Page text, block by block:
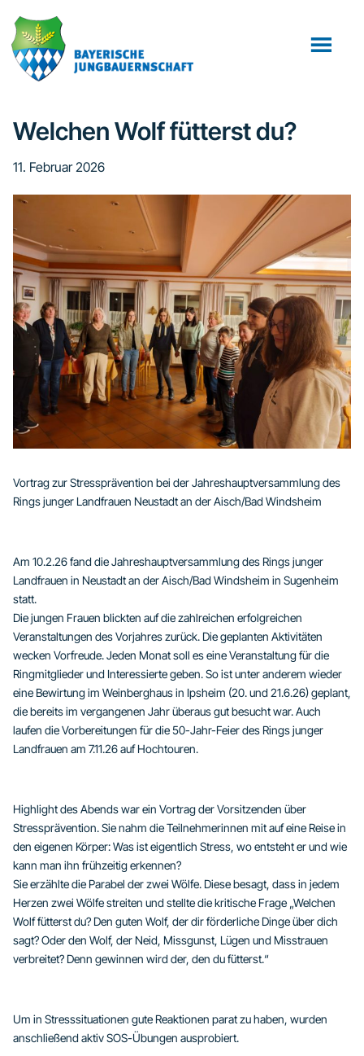
Inhalt
springen
Fußzeile
springen
Welchen Wolf fütterst du?
11. Februar 2026
Vortrag zur Stressprävention bei der Jahreshauptversammlung des
Rings junger Landfrauen Neustadt an der Aisch/Bad Windsheim
Am 10.2.26 fand die Jahreshauptversammlung des Rings junger
Landfrauen in Neustadt an der Aisch/Bad Windsheim in Sugenheim
statt.
Die jungen Frauen blickten auf die zahlreichen erfolgreichen
Veranstaltungen des Vorjahres zurück. Die geplanten Aktivitäten
wecken Vorfreude. Jeden Monat soll es eine Veranstaltung für die
Ringmitglieder und Interessierte geben. So ist unter anderem wieder
eine Bewirtung im Weinberghaus in Ipsheim (20. und 21.6.26) geplant,
die bereits im vergangenen Jahr überaus gut besucht war. Auch
laufen die Vorbereitungen für die 50-Jahr-Feier des Rings junger
Landfrauen am 7.11.26 auf Hochtouren.
Highlight des Abends war ein Vortrag der Vorsitzenden über
Stressprävention. Sie nahm die Teilnehmerinnen mit auf eine Reise in
den eigenen Körper: Was ist eigentlich Stress, wo entsteht er und wie
kann man ihn frühzeitig erkennen?
Sie erzählte die Parabel der zwei Wölfe. Diese besagt, dass in jedem
Herzen zwei Wölfe streiten und stellte die kritische Frage „Welchen
Wolf fütterst du? Den guten Wolf, der dir förderliche Dinge über dich
sagt? Oder den Wolf, der Neid, Missgunst, Lügen und Misstrauen
verbreitet? Denn gewinnen wird der, den du fütterst.“
Um in Stresssituationen gute Reaktionen parat zu haben, wurden
anschließend aktiv SOS-Übungen ausprobiert.